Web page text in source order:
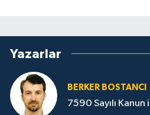
Yazarlar
BERKER BOSTANCI
7590 Sayılı